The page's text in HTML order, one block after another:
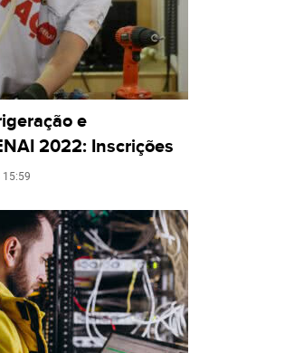
e
2022: Inscrições
15:59